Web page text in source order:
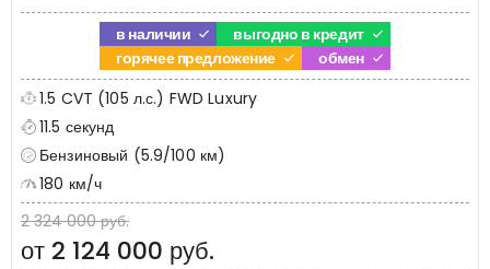
в наличии
выгодно в кредит
горячее предложение
обмен
1.5 CVT (105 л.с.) FWD Luxury
11.5 секунд
Бензиновый (5.9/100 км)
180 км/ч
2 324 000 руб.
от 2 124 000 руб.